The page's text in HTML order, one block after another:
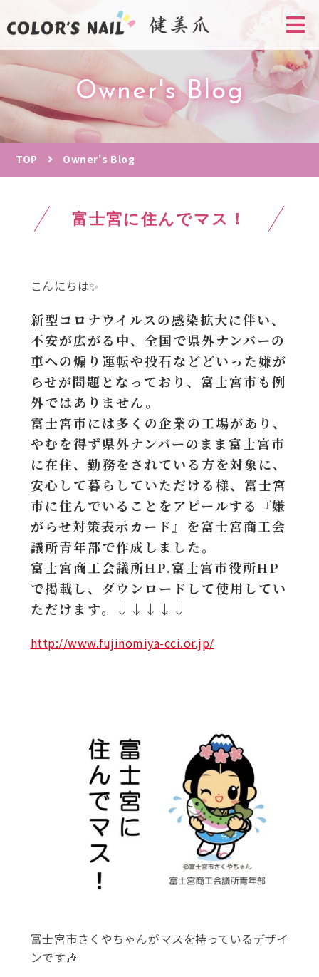
Owner's Blog
TOP Owner's Blog
富士宮に住んでマス！
こんにちは✨
新型コロナウイルスの感染拡大に伴い、
不安が広がる中、全国で県外ナンバーの
車への煽り運転や投石などどいった嫌が
らせが問題となっており、富士宮市も例
外ではありません。
富士宮市には多くの企業の工場があり、
やむを得ず県外ナンバーのまま富士宮市
に在住、勤務をされている方を対象に、
安心して暮らしていただける様、富士宮
市に住んでいることをアピールする『嫌
がらせ対策表示カード』を富士宮商工会
議所青年部で作成しました。
富士宮商工会議所HP.富士宮市役所HP
で掲載し、ダウンロードして使用してい
ただけます。↓↓↓↓↓
http://www.fujinomiya-cci.or.jp/
富士宮市さくやちゃんがマスを持っているデザイ
ンです🎶